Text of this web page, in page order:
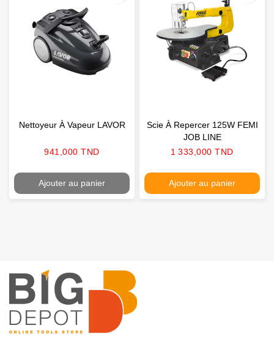
Nettoyeur À Vapeur LAVOR
Prix
941,000 TND
Ajouter au panier
Scie À Repercer 125W FEMI
JOB LINE
Prix
1 333,000 TND
Ajouter au panier